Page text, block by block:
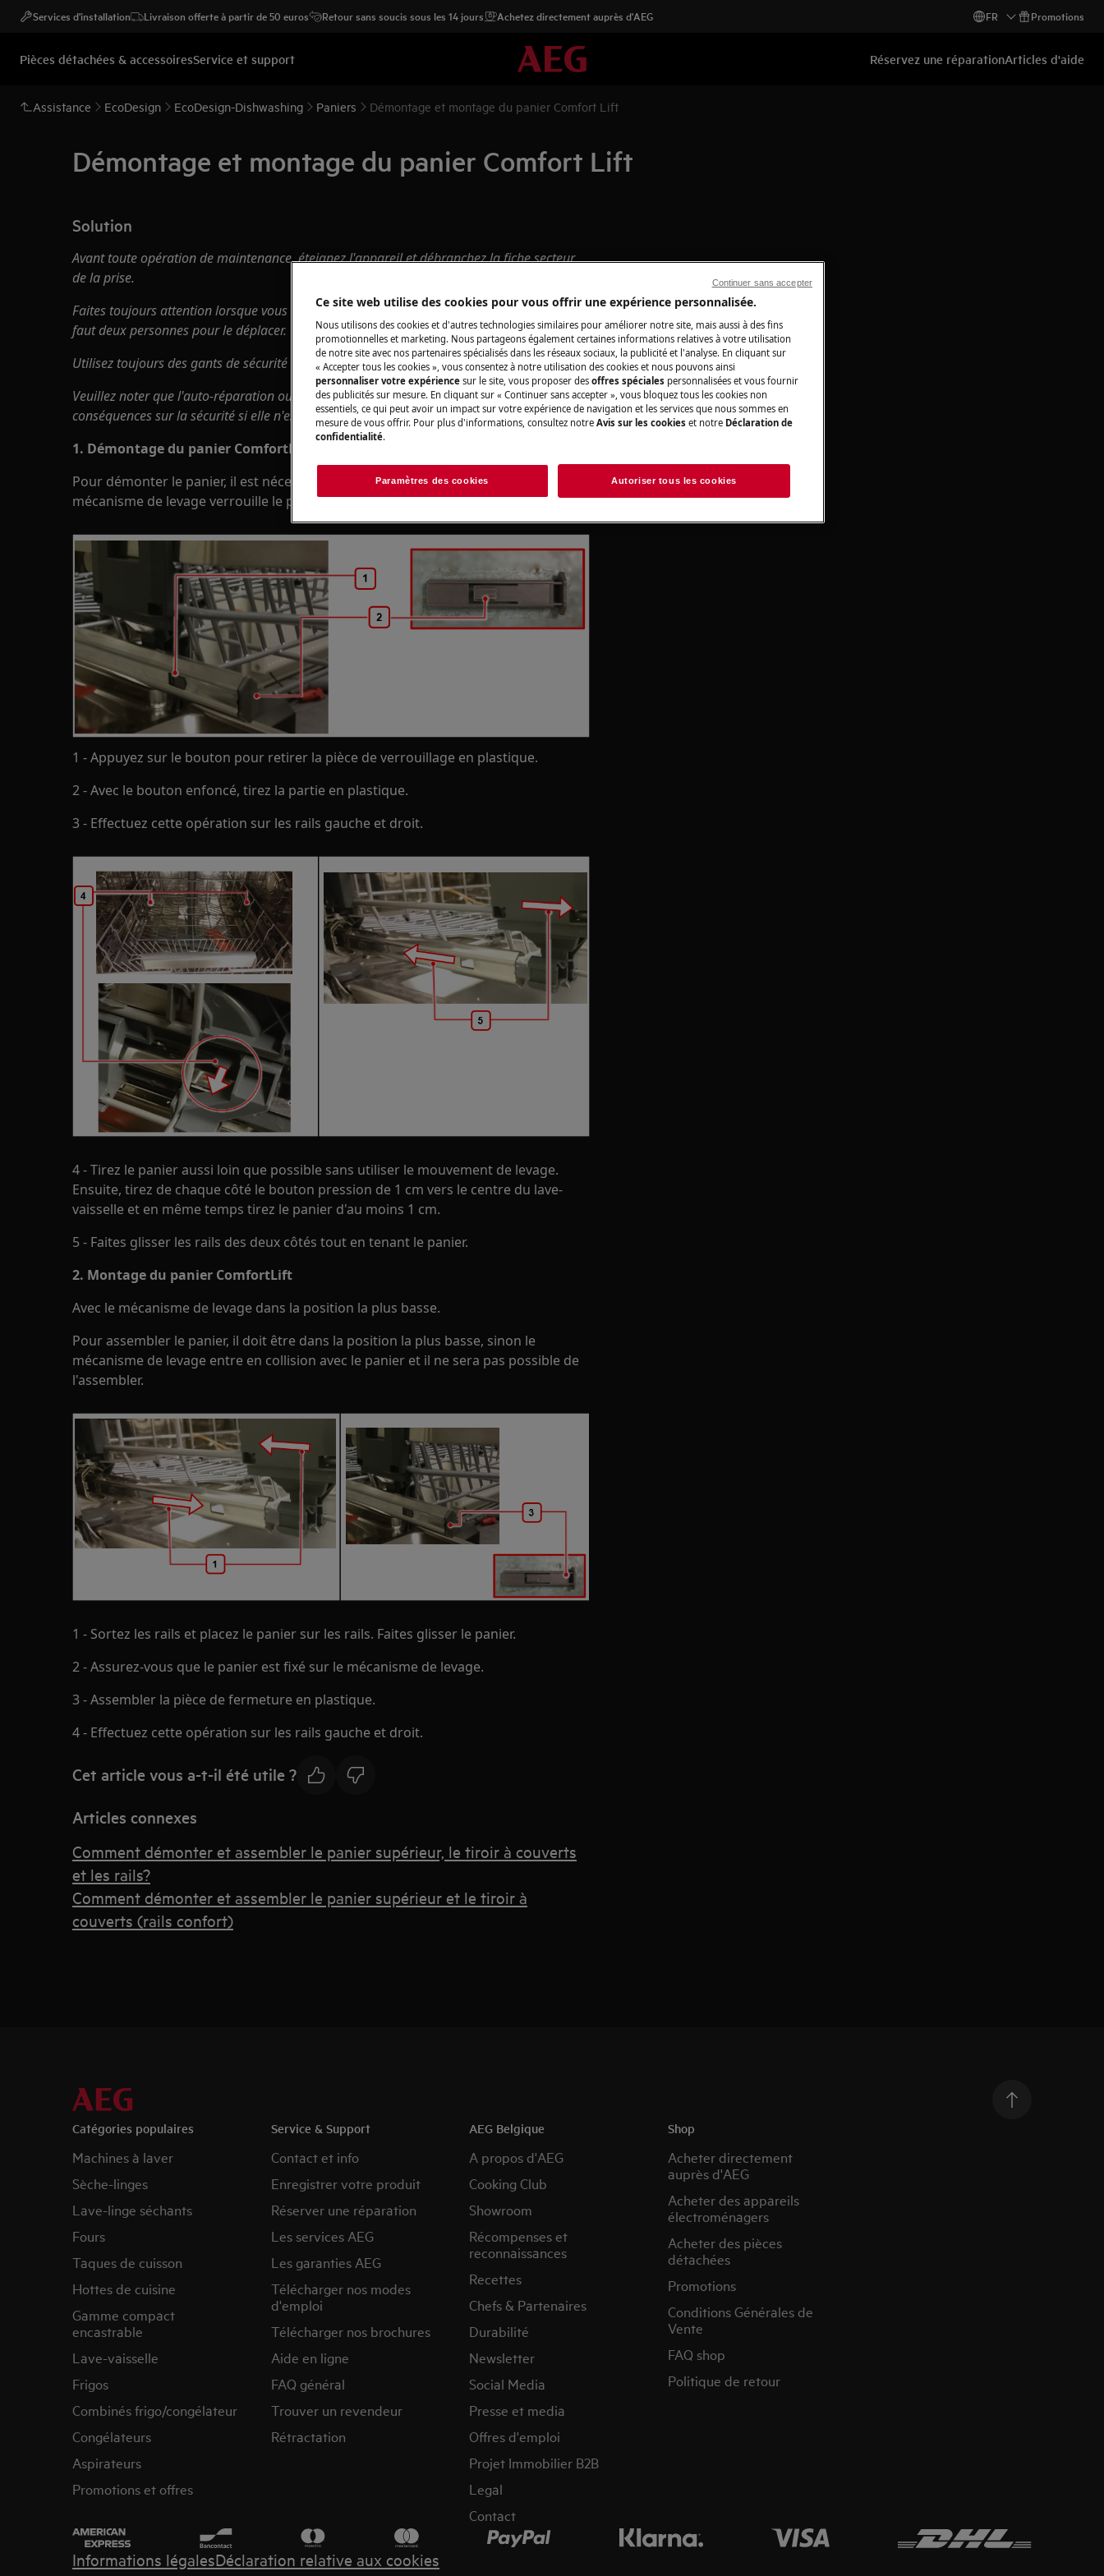
Services d'installation Livraison offerte à partir de 50 euros Retour sans soucis sous les 14 jours Achetez directement auprès d'AEG FR Promotions
Pièces détachées & accessoiresService et support Réservez une réparationArticles d'aide
Assistance EcoDesign EcoDesign-Dishwashing Paniers Démontage et montage du panier Comfort Lift
Démontage et montage du panier Comfort Lift
Solution
Avant toute opération de maintenance, éteignez l'appareil et débranchez la fiche secteur
de laprise.
Faites toujours attention lorsque vous déplacez des appareils, pour les appareils lourds, il
faut deux personnes pour le déplacer.
Utilisez toujours des gants de sécurité et des chaussures fermées.
Veuillez noter que l'auto-réparation ou la réparation non professionnelle peut avoir des
conséquences sur la sécurité si elle n'est pas effectuée correctement
1. Démontage du panier ComfortLift
Pour démonter le panier, il est nécessaire de l'avoir en position basse, sinon, le
mécanisme de levage verrouille le panier et il ne sera pas possible de le démonter.
1 - Appuyez sur le bouton pour retirer la pièce de verrouillage en plastique.
2 - Avec le bouton enfoncé, tirez la partie en plastique.
3 - Effectuez cette opération sur les rails gauche et droit.
4 - Tirez le panier aussi loin que possible sans utiliser le mouvement de levage.
Ensuite, tirez de chaque côté le bouton pression de 1 cm vers le centre du lave-
vaisselle et en même temps tirez le panier d'au moins 1 cm.
5 - Faites glisser les rails des deux côtés tout en tenant le panier.
2. Montage du panier ComfortLift
Avec le mécanisme de levage dans la position la plus basse.
Pour assembler le panier, il doit être dans la position la plus basse, sinon le
mécanisme de levage entre en collision avec le panier et il ne sera pas possible de
l'assembler.
1 - Sortez les rails et placez le panier sur les rails. Faites glisser le panier.
2 - Assurez-vous que le panier est fixé sur le mécanisme de levage.
3 - Assembler la pièce de fermeture en plastique.
4 - Effectuez cette opération sur les rails gauche et droit.
Cet article vous a-t-il été utile ?
Articles connexes
Comment démonter et assembler le panier supérieur, le tiroir à couverts
et les rails?
Comment démonter et assembler le panier supérieur et le tiroir à
couverts (rails confort)
Catégories populaires
Machines à laver
Sèche-linges
Lave-linge séchants
Fours
Taques de cuisson
Hottes de cuisine
Gamme compact
encastrable
Lave-vaisselle
Frigos
Combinés frigo/congélateur
Congélateurs
Aspirateurs
Promotions et offres
Service & Support
Contact et info
Enregistrer votre produit
Réserver une réparation
Les services AEG
Les garanties AEG
Télécharger nos modes
d'emploi
Télécharger nos brochures
Aide en ligne
FAQ général
Trouver un revendeur
Rétractation
AEG Belgique
A propos d'AEG
Cooking Club
Showroom
Récompenses et
reconnaissances
Recettes
Chefs & Partenaires
Durabilité
Newsletter
Social Media
Presse et media
Offres d'emploi
Projet Immobilier B2B
Legal
Contact
Shop
Acheter directement
auprès d'AEG
Acheter des appareils
électroménagers
Acheter des pièces
détachées
Promotions
Conditions Générales de
Vente
FAQ shop
Politique de retour
Informations légalesDéclaration relative aux cookies
Ce site web utilise des cookies pour vous offrir une expérience personnalisée.
Nous utilisons des cookies et d'autres technologies similaires pour améliorer notre site, mais aussi à des fins
promotionnelles et marketing. Nous partageons également certaines informations relatives à votre utilisation
de notre site avec nos partenaires spécialisés dans les réseaux sociaux, la publicité et l'analyse. En cliquant sur
« Accepter tous les cookies », vous consentez à notre utilisation des cookies et nous pouvons ainsi
personnaliser votre expérience sur le site, vous proposer des offres spéciales personnalisées et vous fournir
des publicités sur mesure. En cliquant sur « Continuer sans accepter », vous bloquez tous les cookies non
essentiels, ce qui peut avoir un impact sur votre expérience de navigation et les services que nous sommes en
mesure de vous offrir. Pour plus d'informations, consultez notre Avis sur les cookies et notre Déclaration de
confidentialité.
Paramètres des cookies Autoriser tous les cookies
Continuer sans accepter